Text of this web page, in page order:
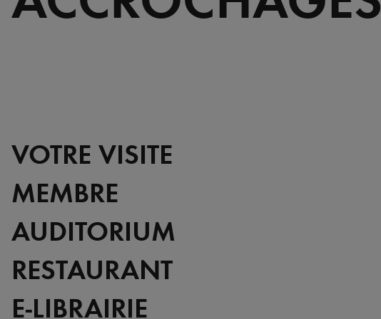
VOTRE VISITE
MEMBRE
AUDITORIUM
RESTAURANT
E-LIBRAIRIE